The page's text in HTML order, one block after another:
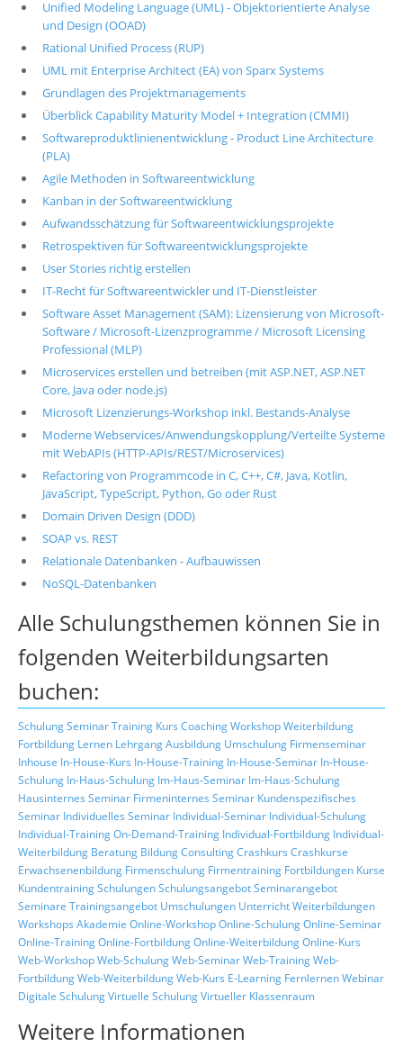
Unified Modeling Language (UML) - Objektorientierte Analyse
und Design (OOAD)
Rational Unified Process (RUP)
UML mit Enterprise Architect (EA) von Sparx Systems
Grundlagen des Projektmanagements
Überblick Capability Maturity Model + Integration (CMMI)
Softwareproduktlinienentwicklung - Product Line Architecture
(PLA)
Agile Methoden in Softwareentwicklung
Kanban in der Softwareentwicklung
Aufwandsschätzung für Softwareentwicklungsprojekte
Retrospektiven für Softwareentwicklungsprojekte
User Stories richtig erstellen
IT-Recht für Softwareentwickler und IT-Dienstleister
Software Asset Management (SAM): Lizensierung von Microsoft-
Software / Microsoft-Lizenzprogramme / Microsoft Licensing
Professional (MLP)
Microservices erstellen und betreiben (mit ASP.NET, ASP.NET
Core, Java oder node.js)
Microsoft Lizenzierungs-Workshop inkl. Bestands-Analyse
Moderne Webservices/Anwendungskopplung/Verteilte Systeme
mit WebAPIs (HTTP-APIs/REST/Microservices)
Refactoring von Programmcode in C, C++, C#, Java, Kotlin,
JavaScript, TypeScript, Python, Go oder Rust
Domain Driven Design (DDD)
SOAP vs. REST
Relationale Datenbanken - Aufbauwissen
NoSQL-Datenbanken
Alle Schulungsthemen können Sie in
folgenden Weiterbildungsarten
buchen:
SchulungSeminarTraining Kurs CoachingWorkshopWeiterbildung
Fortbildung Lernen LehrgangAusbildung Umschulung Firmenseminar
Inhouse In-House-Kurs In-House-Training In-House-Seminar In-House-
Schulung In-Haus-Schulung Im-Haus-Seminar Im-Haus-Schulung
Hausinternes Seminar Firmeninternes Seminar Kundenspezifisches
Seminar Individuelles Seminar Individual-Seminar Individual-Schulung
Individual-TrainingOn-Demand-Training Individual-Fortbildung Individual-
Weiterbildung Beratung BildungConsultingCrashkurs Crashkurse
Erwachsenenbildung Firmenschulung Firmentraining Fortbildungen Kurse
KundentrainingSchulungenSchulungsangebotSeminarangebot
Seminare Trainingsangebot Umschulungen UnterrichtWeiterbildungen
Workshops Akademie Online-WorkshopOnline-SchulungOnline-Seminar
Online-TrainingOnline-FortbildungOnline-WeiterbildungOnline-Kurs
Web-WorkshopWeb-SchulungWeb-SeminarWeb-TrainingWeb-
FortbildungWeb-WeiterbildungWeb-Kurs E-Learning FernlernenWebinar
Digitale SchulungVirtuelle SchulungVirtueller Klassenraum
Weitere Informationen